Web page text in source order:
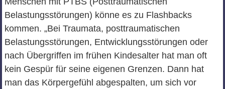
Belastungsstörungen) könne es zu Flashbacks
kommen. „Bei Traumata, posttraumatischen
Belastungsstörungen, Entwicklungsstörungen oder
nach Übergriffen im frühen Kindesalter hat man oft
kein Gespür für seine eigenen Grenzen. Dann hat
man das Körpergefühl abgespalten, um sich vor